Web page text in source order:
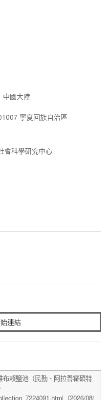
中國大陸
寧夏回族自治區
會科學研究中心
連結